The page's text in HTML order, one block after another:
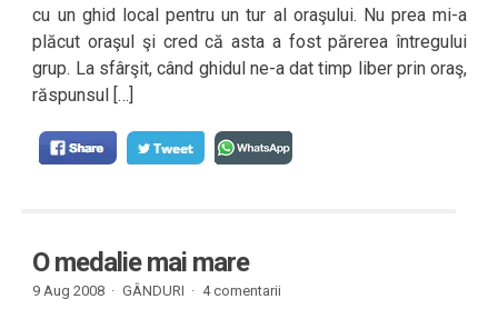
cu un ghid local pentru un tur al oraşului. Nu prea mi-a
plăcut oraşul şi cred că asta a fost părerea întregului
grup. La sfârşit, când ghidul ne-a dat timp liber prin oraş,
răspunsul […]
O medalie mai mare
9 Aug 2008 · GÂNDURI · 4 comentarii